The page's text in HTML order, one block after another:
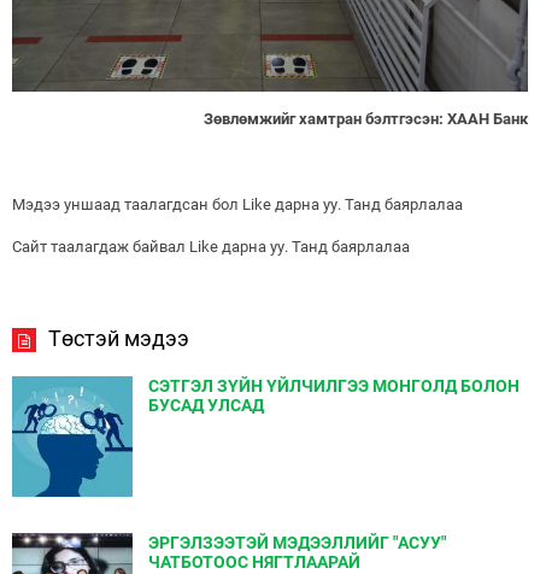
Зөвлөмжийг хамтран бэлтгэсэн: ХААН Банк
Мэдээ уншаад таалагдсан бол Like дарна уу. Танд баярлалаа
Сайт таалагдаж байвал Like дарна уу. Танд баярлалаа
Төстэй мэдээ
СЭТГЭЛ ЗҮЙН ҮЙЛЧИЛГЭЭ МОНГОЛД БОЛОН
БУСАД УЛСАД
ЭРГЭЛЗЭЭТЭЙ МЭДЭЭЛЛИЙГ "АСУУ"
ЧАТБОТООС НЯГТЛААРАЙ